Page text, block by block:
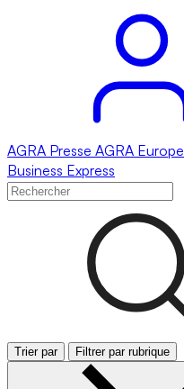
AGRA Presse AGRA Europe
Business Express
Trier par Filtrer par rubrique